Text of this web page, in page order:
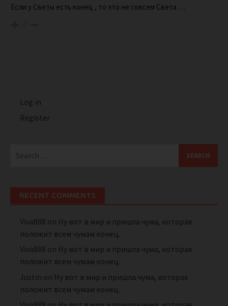
Если у Светы есть конец , то это не совсем Света …
Log in
Register
for:
RECENT COMMENTS
Viva888 on Ну вот в мир и пришла чума, которая
положит всем чумам конец.
Viva888 on Ну вот в мир и пришла чума, которая
положит всем чумам конец.
Justin on Ну вот в мир и пришла чума, которая
положит всем чумам конец.